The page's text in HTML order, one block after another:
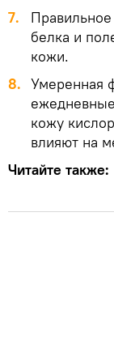
7.
белка и
кожи.
8. Умеренная
кожу
влияют на
Читайте также: